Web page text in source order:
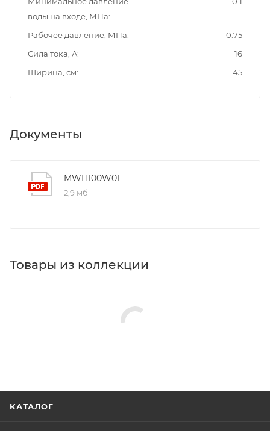
воды на входе, МПа
Рабочее давление, МПа
0.75
Сила тока, A
16
Ширина, см
45
Документы
MWH100W01
2,9 мб
Товары из коллекции
КАТАЛОГ